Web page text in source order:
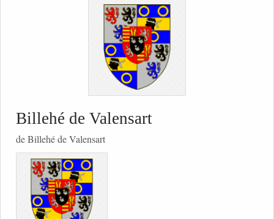
Billehé de Valensart
de Billehé de Valensart